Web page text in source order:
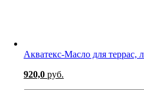
Акватекс-Масло для террас,
920,0 руб.